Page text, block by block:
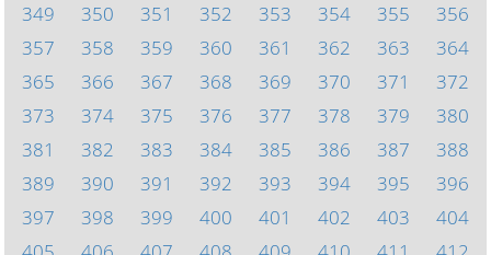
349
350 351 352 353 354 355
356
357
358 359 360 361 362 363
364
365
366 367 368 369 370 371
372
373
374 375 376 377 378 379
380
381
382 383 384 385 386 387
388
389
390 391 392 393 394 395
396
397
398 399 400 401 402 403
404